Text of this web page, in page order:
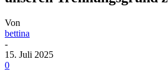
Von
bettina
-
15. Juli 2025
0